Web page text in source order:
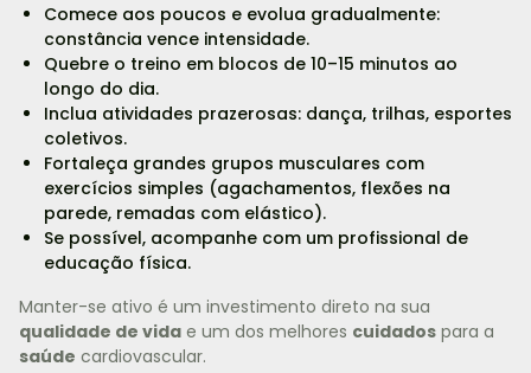
Comece aos poucos e evolua gradualmente:
constância vence intensidade.
Quebre o treino em blocos de 10–15 minutos ao
longo do dia.
Inclua atividades prazerosas: dança, trilhas, esportes
coletivos.
Fortaleça grandes grupos musculares com
exercícios simples (agachamentos, flexões na
parede, remadas com elástico).
Se possível, acompanhe com um profissional de
educação física.
Manter-se ativo é um investimento direto na sua
qualidade de vida e um dos melhores cuidados para a
saúde cardiovascular.